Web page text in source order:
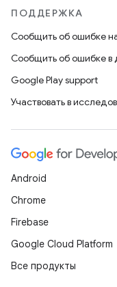
ПОДДЕРЖКА
Сообщить об ошибке
Сообщить об ошибке в
Google Play support
Участвовать в
Android
Chrome
Firebase
Google Cloud Platform
Все продукты